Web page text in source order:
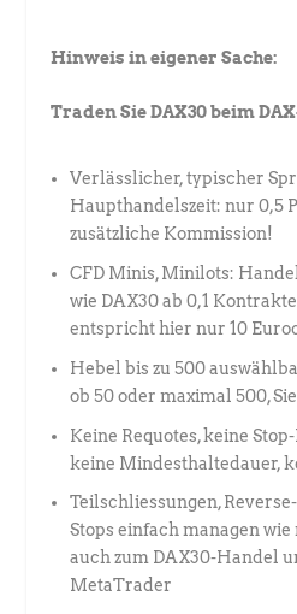
Hinweis in eigener Sache:
Traden Sie DAX30 beim
Verlässlicher, typischer
Haupthandelszeit: nur 0,5
zusätzliche Kommission!
CFD Minis, Minilots:
wie DAX30 ab 0,1
entspricht hier nur 10
Hebel bis zu 500
ob 50 oder maximal 500,
Keine Requotes, keine
keine Mindesthaltedauer,
Teilschliessungen,
Stops einfach managen wie
auch zum DAX30-Handel
MetaTrader